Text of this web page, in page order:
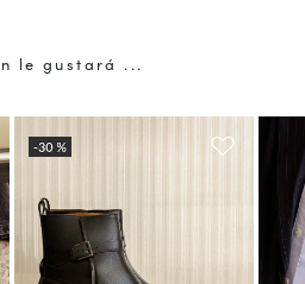
le gustará ...